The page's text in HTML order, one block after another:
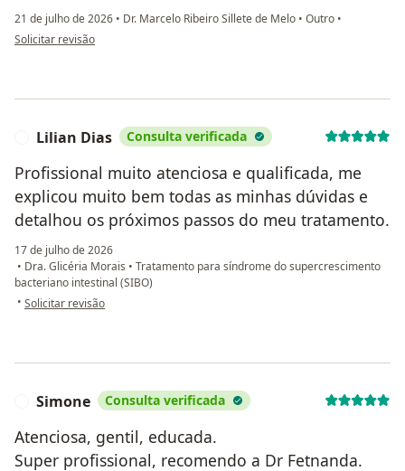
21 de julho de 2026 • Dr. Marcelo Ribeiro Sillete de Melo • Outro •
na opinião do utilizador Valdete Queiroz do Canto
Solicitar revisão
Lilian Dias Consulta verificada
Profissional muito atenciosa e qualificada, me
explicou muito bem todas as minhas dúvidas e
detalhou os próximos passos do meu tratamento.
17 de julho de 2026
• Dra. Glicéria Morais • Tratamento para síndrome do supercrescimento
bacteriano intestinal (SIBO)
• na opinião do utilizador Lilian Dias
Solicitar revisão
Simone Consulta verificada
Atenciosa, gentil, educada.
Super profissional, recomendo a Dr Fetnanda.